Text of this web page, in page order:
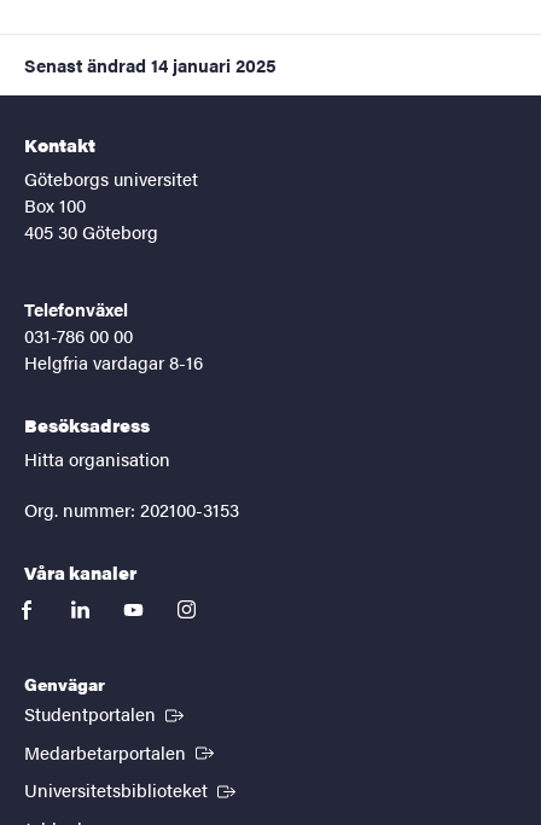
Senast ändrad 14 januari 2025
Kontakt
Göteborgs universitet
Box 100
405 30 Göteborg
Telefonväxel
031-786 00 00
Helgfria vardagar 8-16
Besöksadress
Hitta organisation
Org. nummer: 202100-3153
Våra kanaler
facebooklinkedinyoutubeinstagram
Genvägar
Studentportalen (Extern länk)
Medarbetarportalen (Extern länk)
Universitetsbiblioteket (Extern länk)